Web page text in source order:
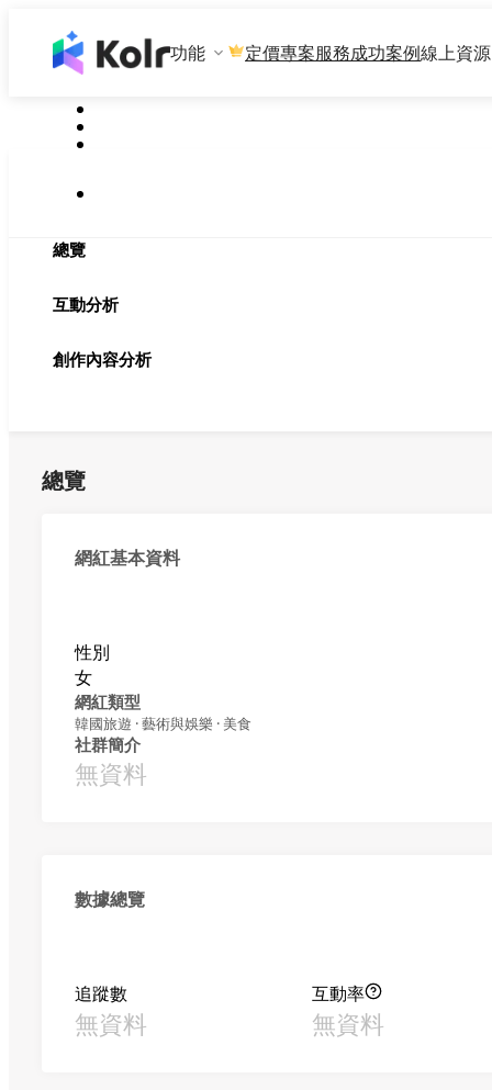
功能 定價專案服務成功案例線上資源
總覽
互動分析
創作內容分析
總覽
網紅基本資料
性別
女
網紅類型
韓國旅遊 · 藝術與娛樂 · 美食
社群簡介
無資料
數據總覽
追蹤數
無資料
互動率
無資料